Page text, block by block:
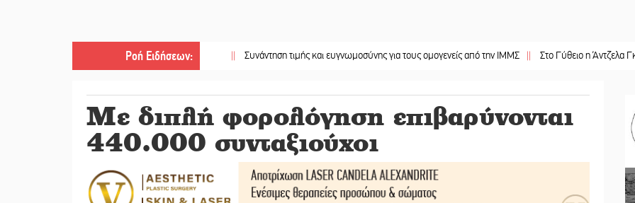
Ροή Ειδήσεων:
|| Συνάντηση τιμής και ευγνωμοσύνης για τους ομογενείς από την ΙΜΜΣ || Στο Γύθειο η Άντζελα Γκερέκου ||
Με διπλή φορολόγηση επιβαρύνονται
440.000 συνταξιούχοι